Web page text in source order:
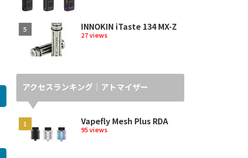
INNOKIN iTaste 134 MX-Z
27 views
アクセスランキング｜アトマイザー
Vapefly Mesh Plus RDA
95 views